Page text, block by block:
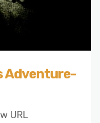
Adventure-
URL